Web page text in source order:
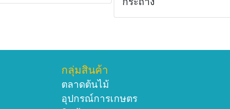
กลุ่มสินค้า
ตลาดต้นไม้
อุปกรณ์การเกษตร